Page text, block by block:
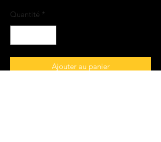
Quantité *
Ajouter au panier